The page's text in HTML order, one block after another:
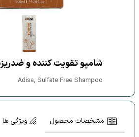
شامپو تقویت کننده و
Adisa, Sulfate Free Shampoo
مشخصات محصول ویژگی ها